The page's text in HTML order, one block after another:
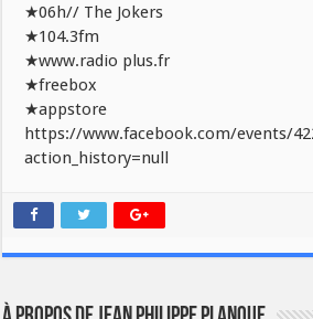
★06h// The Jokers
★104.3fm
★www.radio plus.fr
★freebox
★appstore
https://www.facebook.com/events/
action_history=null